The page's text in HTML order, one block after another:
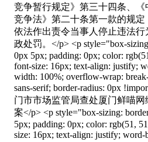
竞争暂行规定》第三十四条、
竞争法》第二十条第一款的规定
依法作出责令当事人停止违法
政处罚。</p> <p style="box-
0px 5px; padding: 0px; color:
font-size: 16px; text-align: justify;
width: 100%; overflow-wrap:
sans-serif; border-radius: 0px
门市市场监管局查处厦门鲜喵
案</p> <p style="box-sizing:
5px; padding: 0px; color: rgb(51,
size: 16px; text-align: justify; word-